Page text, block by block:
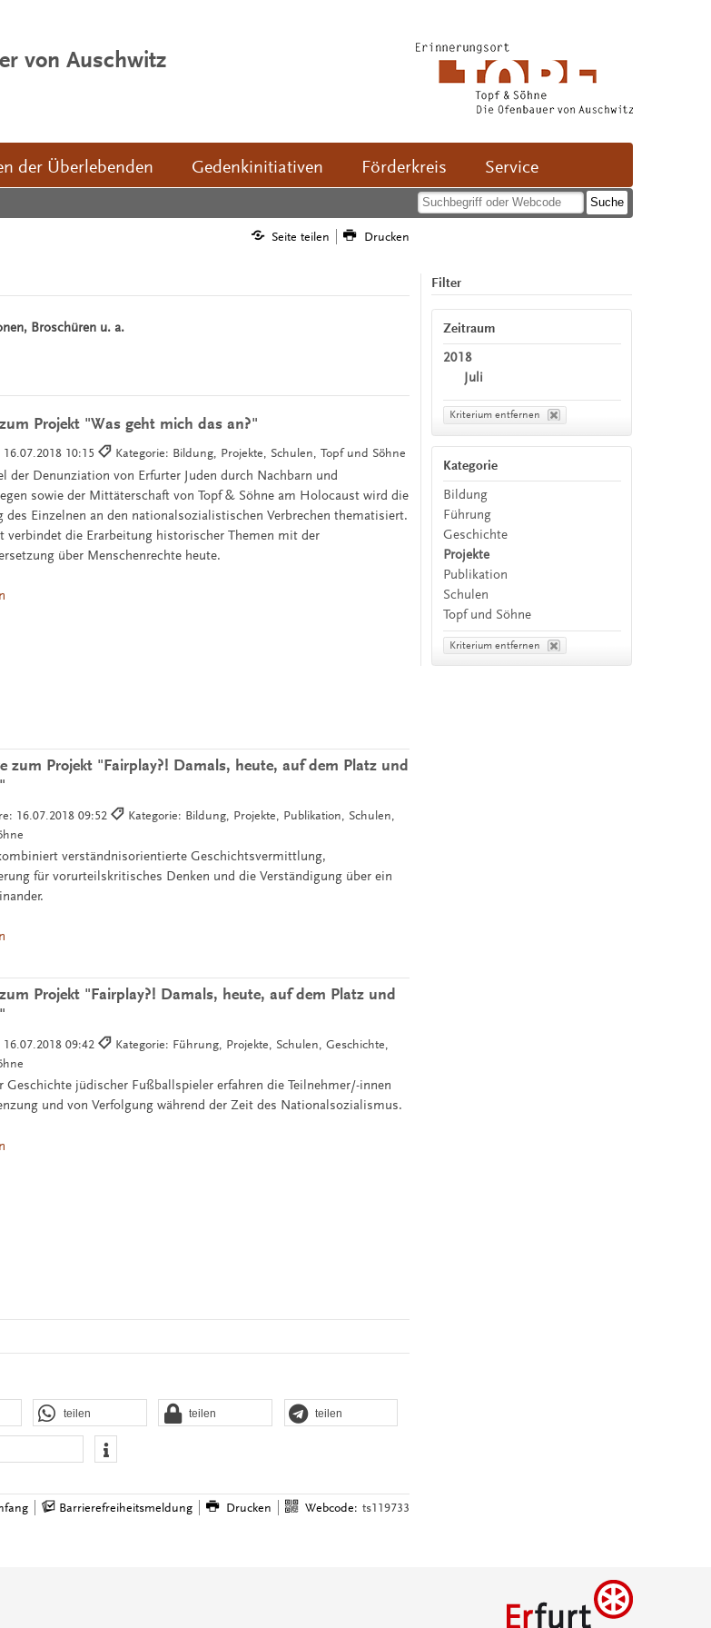
von Auschwitz
der Überlebenden Gedenkinitiativen Förderkreis Service
Seite teilen Drucken
Broschüren u. a.
Projekt "Was geht mich das an?"
16.07.2018 10:15 Kategorie: Bildung, Projekte, Schulen, Topf und Söhne
der Denunziation von Erfurter Juden durch Nachbarn und
sowie der Mittäterschaft von Topf & Söhne am Holocaust wird die
des Einzelnen an den nationalsozialistischen Verbrechen thematisiert.
verbindet die Erarbeitung historischer Themen mit der
über Menschenrechte heute.
zum Projekt "Fairplay?! Damals, heute, auf dem Platz und
16.07.2018 09:52
Kategorie: Bildung, Projekte, Publikation, Schulen,
verständnisorientierte Geschichtsvermittlung,
für vorurteilskritisches Denken und die Verständigung über ein
Projekt "Fairplay?! Damals, heute, auf dem Platz und
16.07.2018 09:42
Kategorie: Führung, Projekte, Schulen, Geschichte,
Geschichte jüdischer Fußballspieler erfahren die Teilnehmer/-innen
und von Verfolgung während der Zeit des Nationalsozialismus.
teilen teilen teilen
Barrierefreiheitsmeldung Drucken Webcode: ts119733
Filter
Zeitraum
2018
Juli
Kriterium entfernen
Kategorie
Bildung
Führung
Geschichte
Projekte
Publikation
Schulen
Topf und Söhne
Kriterium entfernen